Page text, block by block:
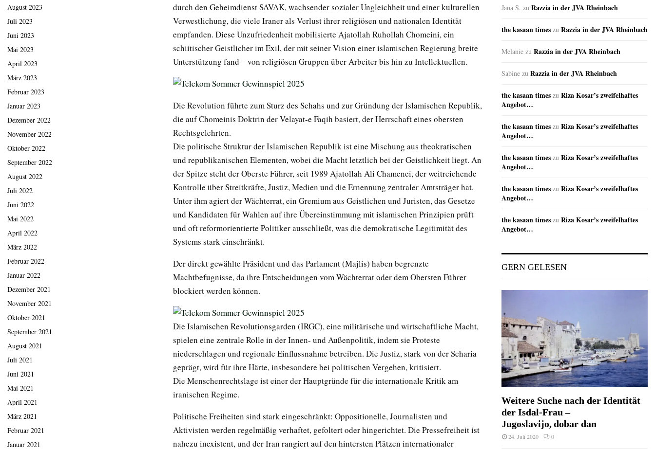
durch den Geheimdienst SAVAK, wachsender sozialer Ungleichheit und einer kulturellen
Verwestlichung, die viele Iraner als Verlust ihrer religiösen und nationalen Identität
empfanden. Diese Unzufriedenheit mobilisierte Ajatollah Ruhollah Chomeini, ein
schiitischer Geistlicher im Exil, der mit seiner Vision einer islamischen Regierung breite
Unterstützung fand – von religiösen Gruppen über Arbeiter bis hin zu Intellektuellen.
Die Revolution führte zum Sturz des Schahs und zur Gründung der Islamischen Republik,
die auf Chomeinis Doktrin der Velayat-e Faqih basiert, der Herrschaft eines obersten
Rechtsgelehrten.
Die politische Struktur der Islamischen Republik ist eine Mischung aus theokratischen
und republikanischen Elementen, wobei die Macht letztlich bei der Geistlichkeit liegt. An
der Spitze steht der Oberste Führer, seit 1989 Ajatollah Ali Chamenei, der weitreichende
Kontrolle über Streitkräfte, Justiz, Medien und die Ernennung zentraler Amtsträger hat.
Unter ihm agiert der Wächterrat, ein Gremium aus Geistlichen und Juristen, das Gesetze
und Kandidaten für Wahlen auf ihre Übereinstimmung mit islamischen Prinzipien prüft
und oft reformorientierte Politiker ausschließt, was die demokratische Legitimität des
Systems stark einschränkt.
Der direkt gewählte Präsident und das Parlament (Majlis) haben begrenzte
Machtbefugnisse, da ihre Entscheidungen vom Wächterrat oder dem Obersten Führer
blockiert werden können.
Die Islamischen Revolutionsgarden (IRGC), eine militärische und wirtschaftliche Macht,
spielen eine zentrale Rolle in der Innen- und Außenpolitik, indem sie Proteste
niederschlagen und regionale Einflussnahme betreiben. Die Justiz, stark von der Scharia
geprägt, wird für ihre Härte, insbesondere bei politischen Vergehen, kritisiert.
Die Menschenrechtslage ist einer der Hauptgründe für die internationale Kritik am
iranischen Regime.
Politische Freiheiten sind stark eingeschränkt: Oppositionelle, Journalisten und
Aktivisten werden regelmäßig verhaftet, gefoltert oder hingerichtet. Die Pressefreiheit ist
nahezu inexistent, und der Iran rangiert auf den hintersten Plätzen internationaler
August 2023
Juli 2023
Juni 2023
Mai 2023
April 2023
März 2023
Februar 2023
Januar 2023
Dezember 2022
November 2022
Oktober 2022
September 2022
August 2022
Juli 2022
Juni 2022
Mai 2022
April 2022
März 2022
Februar 2022
Januar 2022
Dezember 2021
November 2021
Oktober 2021
September 2021
August 2021
Juli 2021
Juni 2021
Mai 2021
April 2021
März 2021
Februar 2021
Januar 2021
Jana S. zu Razzia in der JVA Rheinbach
the kasaan times zu Razzia in der JVA Rheinbach
Melanie zu Razzia in der JVA Rheinbach
Sabine zu Razzia in der JVA Rheinbach
the kasaan times zu Riza Kosar’s zweifelhaftes
Angebot…
the kasaan times zu Riza Kosar’s zweifelhaftes
Angebot…
the kasaan times zu Riza Kosar’s zweifelhaftes
Angebot…
the kasaan times zu Riza Kosar’s zweifelhaftes
Angebot…
the kasaan times zu Riza Kosar’s zweifelhaftes
Angebot…
GERN GELESEN
Weitere Suche nach der Identität
der Isdal-Frau –
Jugoslavijo, dobar dan
24. Juli 2020 0